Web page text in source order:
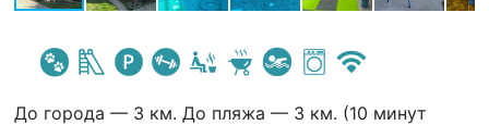
До города — 3 км. До пляжа — 3 км. (10 минут